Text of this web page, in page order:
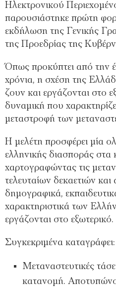
Ηλεκτρονικού
παρουσιάστηκε πρώτη
εκδήλωση της Γενικής
της Προεδρίας της
Όπως προκύπτει από την
χρόνια, η σχέση της
ζουν και εργάζονται στο
δυναμική που
μεταστροφή των
Η μελέτη προσφέρει μία
ελληνικής διασποράς
χαρτογραφώντας τις
τελευταίων δεκαετιών
δημογραφικά,
χαρακτηριστικά των
εργάζονται στο εξωτερικό.
Συγκεκριμένα καταγράφει:
Μεταναστευτικές
κατανομή.